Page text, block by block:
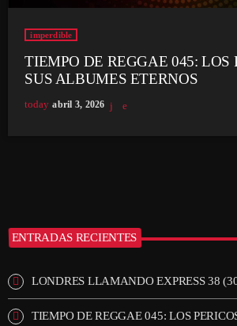
imperdible
TIEMPO DE REGGAE 045: LOS
SUS ALBUMES ETERNOS
today abril 3, 2026
ENTRADAS RECIENTES
LONDRES LLAMANDO EXPRESS 38
TIEMPO DE REGGAE 045: LOS